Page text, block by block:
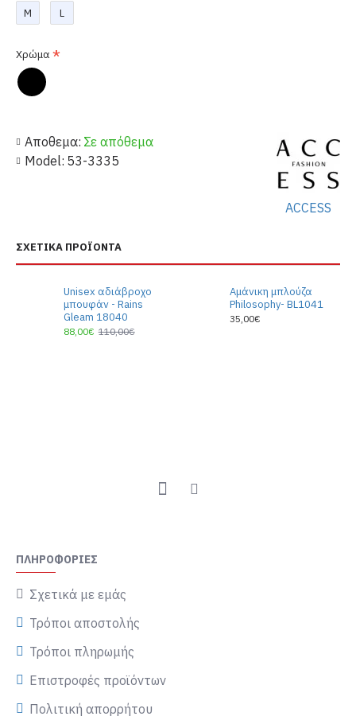
Αποθεμα: Σε απόθεμα
Model: 53-3335
ACCESS
M
L
Χρώμα
ΣΧΕΤΙΚΆ ΠΡΟΪΌΝΤΑ
Unisex αδιάβροχο
μπουφάν - Rains
Gleam 18040
88,00€ 110,00€
Αμάνικη μπλούζα
Philosophy- BL1041
35,00€
ΠΛΗΡΟΦΟΡΊΕΣ
Σχετικά με εμάς
Τρόποι αποστολής
Τρόποι πληρωμής
Επιστροφές προϊόντων
Πολιτική απορρήτου